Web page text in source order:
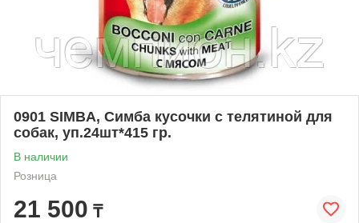
0901 SIMBA, Симба кусочки с телятиной для
собак, уп.24шт*415 гр.
В наличии
Розница
21 500 ₸